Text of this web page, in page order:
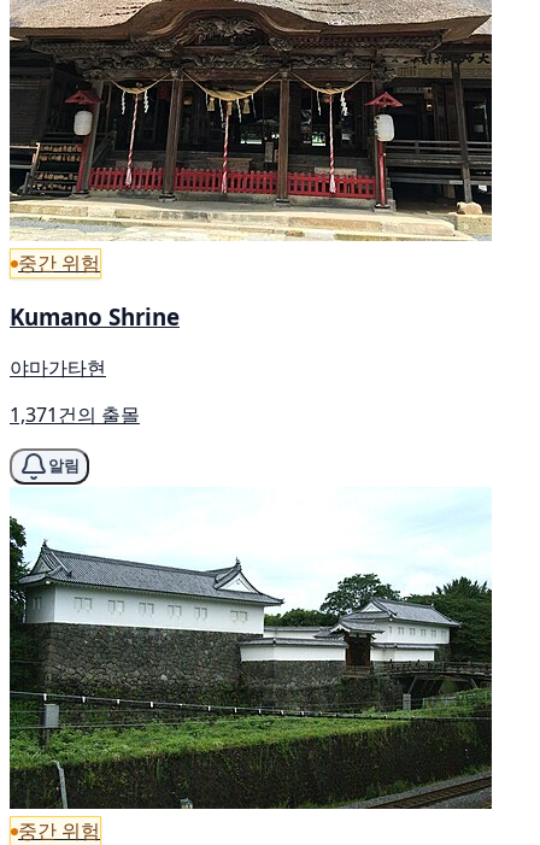
중간 위험
Kumano Shrine
야마가타현
1,371건의 출몰
알림
중간 위험